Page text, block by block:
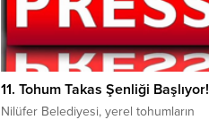
olmaya büyük bir özveriyle devam
etmektedir. İlçemizin,şehrimizin ve...
11. Tohum Takas Şenliği Başlıyor!
Nilüfer Belediyesi, yerel tohumların